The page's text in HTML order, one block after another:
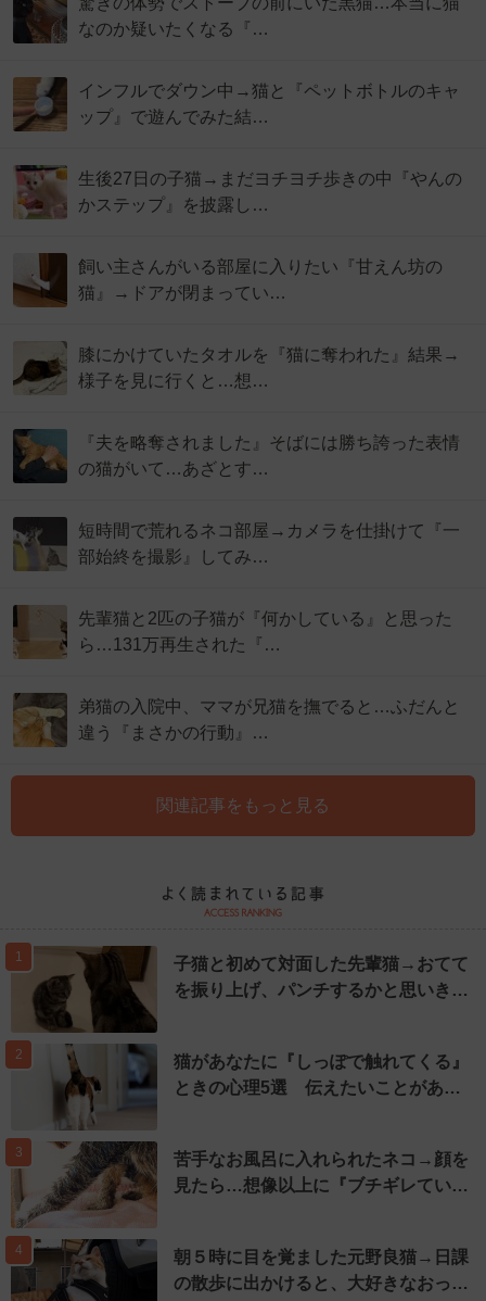
なのか疑いたくなる『…
インフルでダウン中→猫と『ペットボトルのキャ
ップ』で遊んでみた結…
生後27日の子猫→まだヨチヨチ歩きの中『やんの
かステップ』を披露し…
飼い主さんがいる部屋に入りたい『甘えん坊の
猫』→ドアが閉まってい…
膝にかけていたタオルを『猫に奪われた』結果→
様子を見に行くと…想…
『夫を略奪されました』そばには勝ち誇った表情
の猫がいて…あざとす…
短時間で荒れるネコ部屋→カメラを仕掛けて『一
部始終を撮影』してみ…
先輩猫と2匹の子猫が『何かしている』と思った
ら…131万再生された『…
弟猫の入院中、ママが兄猫を撫でると…ふだんと
違う『まさかの行動』…
関連記事をもっと見る
1
子猫と初めて対面した先輩猫→おてて
を振り上げ、パンチするかと思いき…
2
猫があなたに『しっぽで触れてくる』
ときの心理5選 伝えたいことがあ…
3
苦手なお風呂に入れられたネコ→顔を
見たら…想像以上に『ブチギレてい…
4
朝５時に目を覚ました元野良猫→日課
の散歩に出かけると、大好きなおっ…